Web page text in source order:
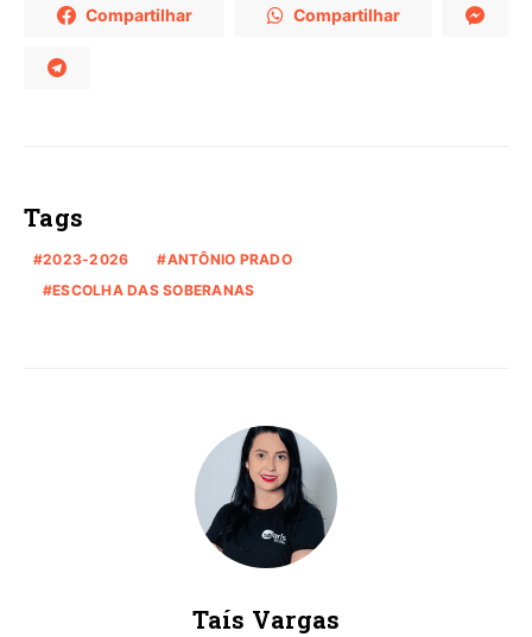
Compartilhar Compartilhar
Tags
2023-2026
ANTÔNIO PRADO
ESCOLHA DAS SOBERANAS
Taís Vargas